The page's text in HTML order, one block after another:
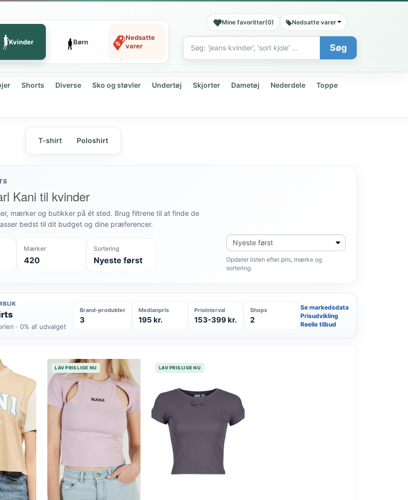
Kvinder Børn
Nedsatte
varer
Mine favoritter(0) Nedsatte varer
Søg
Søg
Shorts Diverse Sko og støvler Undertøj Skjorter Dametøj Nederdele Toppe
T-shirt Poloshirt
Kani til kvinder
mærker og butikker på ét sted. Brug filtrene til at finde de
bedst til dit budget og dine præferencer.
Mærker
420
Sortering
Nyeste først
Sortér
produkter
Opdater listen efter pris, mærke og
sortering.
· 0% af udvalget
Brand-produkter
3
Medianpris
195 kr.
Prisinterval
153-399 kr.
Shops
2
Se markedsdata
Prisudvikling
Reelle tilbud
LAV PRIS LIGE NU LAV PRIS LIGE NU